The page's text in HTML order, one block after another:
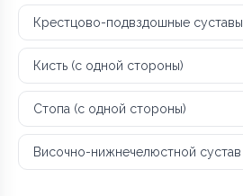
Крестцово-подвздошные суставы
Кисть (с одной стороны)
Стопа (с одной стороны)
Височно-нижнечелюстной сустав